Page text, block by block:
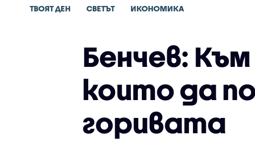
ТВОЯТ ДЕН СВЕТЪТ ИКОНОМИКА
Бенчев:
които да
горивата